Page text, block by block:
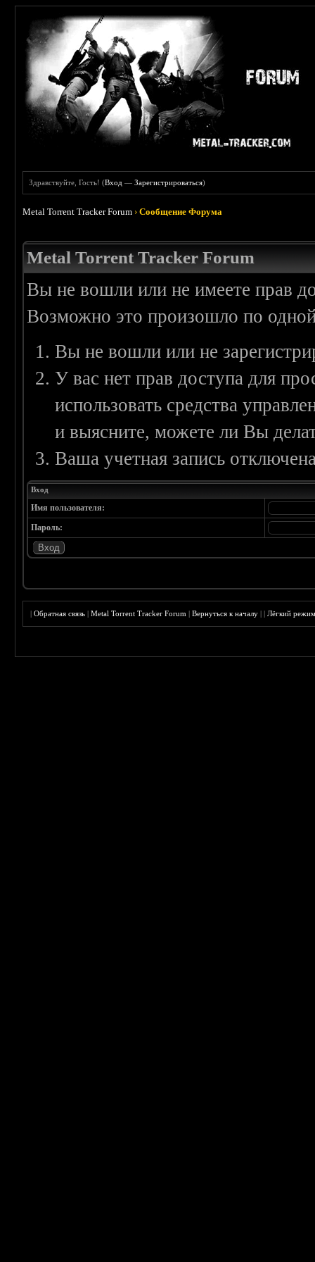
Здравствуйте, Гость! (Вход —Зарегистрироваться)
Metal Torrent Tracker Forum ›Сообщение Форума
Metal Torrent Tracker Forum
Вы не вошли или не имеете прав
Возможно это произошло по
Вы не вошли или не
У вас нет прав доступа для
использовать средства
и выясните, можете ли Вы
Ваша учетная запись
Вход
Имя пользователя:
Пароль:
|Обратная связь |Metal Torrent Tracker Forum |Вернуться к началу ||Лёгкий